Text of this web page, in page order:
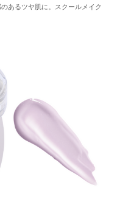
あるツヤ肌に。スクールメイク